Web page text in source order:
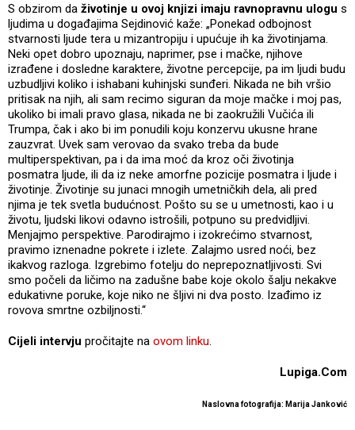
S obzirom da životinje u ovoj knjizi imaju ravnopravnu ulogu s
ljudima u događajima Sejdinović kaže: „Ponekad odbojnost
stvarnosti ljude tera u mizantropiju i upućuje ih ka životinjama.
Neki opet dobro upoznaju, naprimer, pse i mačke, njihove
izrađene i dosledne karaktere, životne percepcije, pa im ljudi budu
uzbudljivi koliko i ishabani kuhinjski sunđeri. Nikada ne bih vršio
pritisak na njih, ali sam recimo siguran da moje mačke i moj pas,
ukoliko bi imali pravo glasa, nikada ne bi zaokružili Vučića ili
Trumpa, čak i ako bi im ponudili koju konzervu ukusne hrane
zauzvrat. Uvek sam verovao da svako treba da bude
multiperspektivan, pa i da ima moć da kroz oči životinja
posmatra ljude, ili da iz neke amorfne pozicije posmatra i ljude i
životinje. Životinje su junaci mnogih umetničkih dela, ali pred
njima je tek svetla budućnost. Pošto su se u umetnosti, kao i u
životu, ljudski likovi odavno istrošili, potpuno su predvidljivi.
Menjajmo perspektive. Parodirajmo i izokrećimo stvarnost,
pravimo iznenadne pokrete i izlete. Zalajmo usred noći, bez
ikakvog razloga. Izgrebimo fotelju do neprepoznatljivosti. Svi
smo počeli da ličimo na zadušne babe koje okolo šalju nekakve
edukativne poruke, koje niko ne šljivi ni dva posto. Izađimo iz
rovova smrtne ozbiljnosti.“
Cijeli intervju pročitajte na ovom linku.
Lupiga.Com
Naslovna fotografija: Marija Janković